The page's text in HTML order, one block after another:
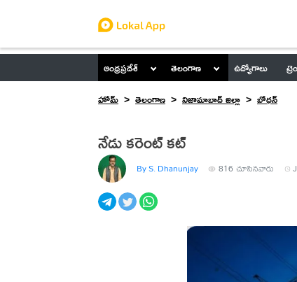
ఆంధ్రప్రదేశ్ తెలంగాణ ఉద్యోగాలు
హోమ్
తెలంగాణ నిజామాబాద్ జిల్లా బోధన్
నేడు కరెంట్ కట్
By S. Dhanunjay 816 చూసినవారు